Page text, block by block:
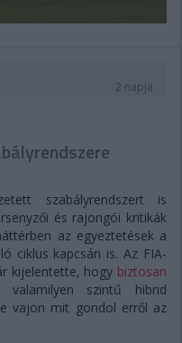
2 napja
szabályrendszert is
és rajongói kritikák
az egyeztetések a
ciklus kapcsán is. Az FIA-
kijelentette, hogy biztosan
valamilyen szintű hibrid
vajon mit gondol erről az